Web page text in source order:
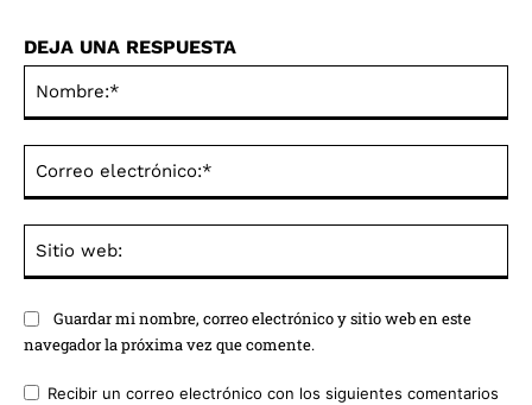
DEJA UNA RESPUESTA
Guardar mi nombre, correo electrónico y sitio web en este
navegador la próxima vez que comente.
Recibir un correo electrónico con los siguientes comentarios